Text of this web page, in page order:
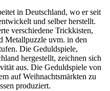
in Deutschland, wo er seit
und selber herstellt.
verschiedene Trickkisten,
Metallpuzzle uvm. in den
Die Geduldspiele,
hergestellt, zeichnen sich
aus. Die Geduldspiele von
auf Weihnachtsmärkten zu
produziert.